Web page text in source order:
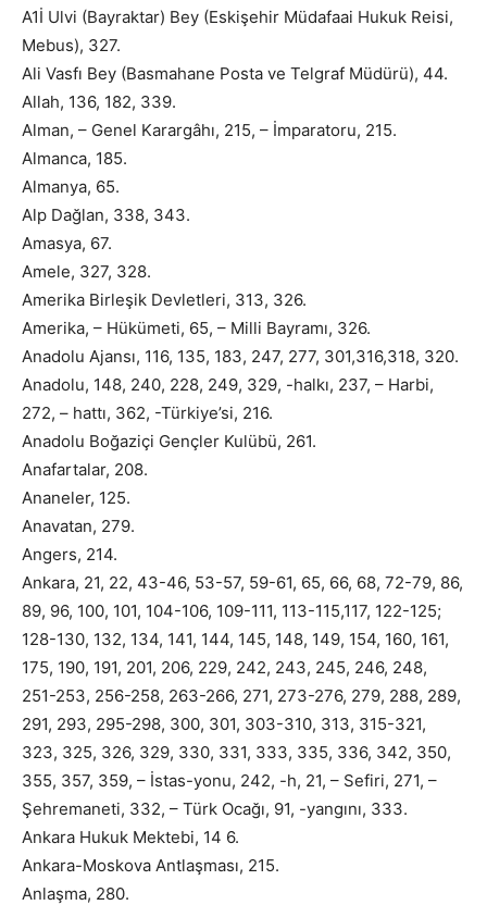
A1İ Ulvi (Bayraktar) Bey (Eskişehir Müdafaai Hukuk Reisi,
Mebus), 327.
Ali Vasfı Bey (Basmahane Posta ve Telgraf Müdürü), 44.
Allah, 136, 182, 339.
Alman, – Genel Karargâhı, 215, – İmparatoru, 215.
Almanca, 185.
Almanya, 65.
Alp Dağlan, 338, 343.
Amasya, 67.
Amele, 327, 328.
Amerika Birleşik Devletleri, 313, 326.
Amerika, – Hükümeti, 65, – Milli Bayramı, 326.
Anadolu Ajansı, 116, 135, 183, 247, 277, 301,316,318, 320.
Anadolu, 148, 240, 228, 249, 329, -halkı, 237, – Harbi,
272, – hattı, 362, -Türkiye’si, 216.
Anadolu Boğaziçi Gençler Kulübü, 261.
Anafartalar, 208.
Ananeler, 125.
Anavatan, 279.
Angers, 214.
Ankara, 21, 22, 43-46, 53-57, 59-61, 65, 66, 68, 72-79, 86,
89, 96, 100, 101, 104-106, 109-111, 113-115,117, 122-125;
128-130, 132, 134, 141, 144, 145, 148, 149, 154, 160, 161,
175, 190, 191, 201, 206, 229, 242, 243, 245, 246, 248,
251-253, 256-258, 263-266, 271, 273-276, 279, 288, 289,
291, 293, 295-298, 300, 301, 303-310, 313, 315-321,
323, 325, 326, 329, 330, 331, 333, 335, 336, 342, 350,
355, 357, 359, – İstas-yonu, 242, -h, 21, – Sefiri, 271, –
Şehremaneti, 332, – Türk Ocağı, 91, -yangını, 333.
Ankara Hukuk Mektebi, 14 6.
Ankara-Moskova Antlaşması, 215.
Anlaşma, 280.